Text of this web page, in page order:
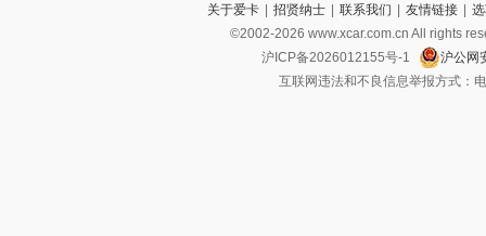
关于爱卡 | 招贤纳士 | 联系我们 | 友情链接 |
©2002-2026 www.xcar.com.cn All rights
沪ICP备2026012155号-1
沪公网
互联网违法和不良信息举报方式：